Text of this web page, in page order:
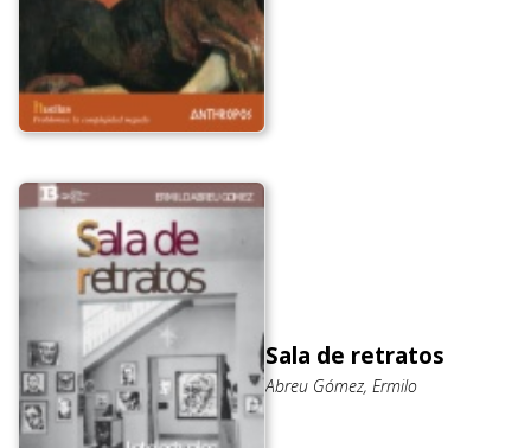
Sala de retratos
Abreu Gómez, Ermilo